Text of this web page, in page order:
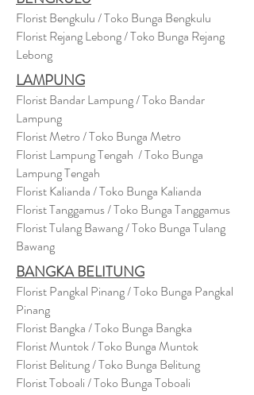
Florist Bengkulu / Toko Bunga Bengkulu
Florist Rejang Lebong / Toko Bunga Rejang
Lebong
LAMPUNG
Florist Bandar Lampung / Toko Bandar
Lampung
Florist Metro / Toko Bunga Metro
Florist Lampung Tengah / Toko Bunga
Lampung Tengah
Florist Kalianda / Toko Bunga Kalianda
Florist Tanggamus / Toko Bunga Tanggamus
Florist Tulang Bawang / Toko Bunga Tulang
Bawang
BANGKA BELITUNG
Florist Pangkal Pinang / Toko Bunga Pangkal
Pinang
Florist Bangka / Toko Bunga Bangka
Florist Muntok / Toko Bunga Muntok
Florist Belitung / Toko Bunga Belitung
Florist Toboali / Toko Bunga Toboali